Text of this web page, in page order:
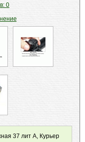
0
37 лит А, Курьер